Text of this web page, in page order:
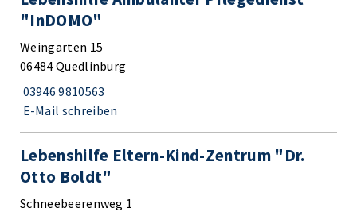
"InDOMO"
Weingarten 15
06484 Quedlinburg
03946 9810563
E-Mail schreiben
Lebenshilfe Eltern-Kind-Zentrum "Dr.
Otto Boldt"
Schneebeerenweg 1